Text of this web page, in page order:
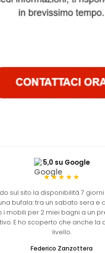
5,0 su Google
★★★★★
sul sito la disponibilità 7
bufala: tra un sabato sera e
i mobili per 2 miei bagni a un
E ho scoperto che anche la
livello.
Federico Zanzottera